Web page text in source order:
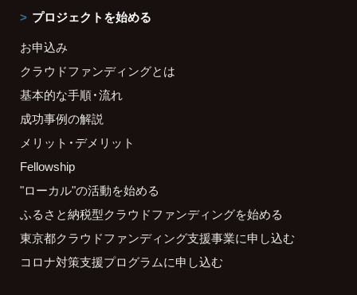
プロジェクトを始める
お申込み
クラウドファンディングとは
基本的な手順・流れ
成功事例の解説
メリット・デメリット
Fellowship
"ローカル"の活動を始める
ふるさと納税型クラウドファンディングを始める
東京都クラウドファンディング支援事業に申し込む
コロナ対策支援プログラムに申し込む